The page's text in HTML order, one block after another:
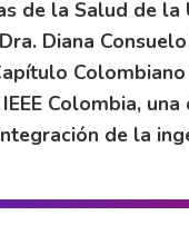
de la Salud de
Diana
Colombia,
de la